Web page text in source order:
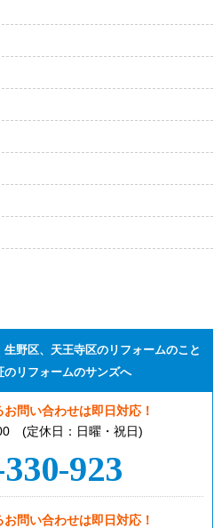
野区、天王寺区のリフォームのこと
リフォームのサンズへ
問い合わせは即日対応！
(定休日：日曜・祝日)
923
問い合わせは即日対応！